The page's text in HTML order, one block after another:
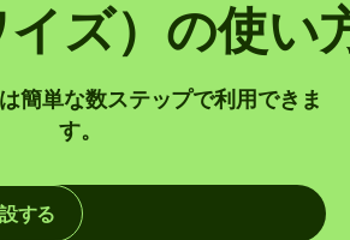
ズ）の使い
簡単な数ステップで利用できま
す。
する